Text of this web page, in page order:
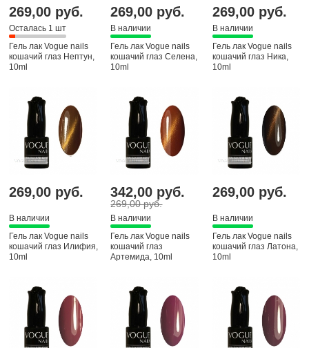
269,00 руб.
Осталась 1 шт
Гель лак Vogue nails
кошачий глаз Нептун,
10ml
269,00 руб.
В наличии
Гель лак Vogue nails
кошачий глаз Селена,
10ml
269,00 руб.
В наличии
Гель лак Vogue nails
кошачий глаз Ника,
10ml
269,00 руб.
В наличии
Гель лак Vogue nails
кошачий глаз Илифия,
10ml
342,00 руб.
269,00 руб.
В наличии
Гель лак Vogue nails
кошачий глаз
Артемида, 10ml
269,00 руб.
В наличии
Гель лак Vogue nails
кошачий глаз Латона,
10ml